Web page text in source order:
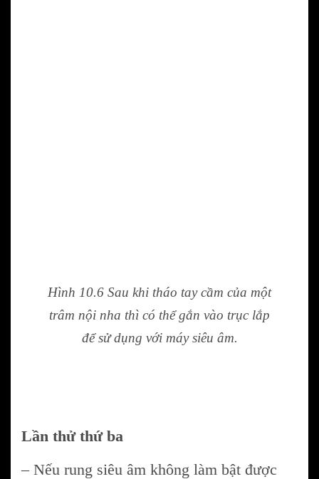
Hình 10.6 Sau khi tháo tay cầm của một
trâm nội nha thì có thể gắn vào trục lắp
để sử dụng với máy siêu âm.
Lần thử thứ ba
– Nếu rung siêu âm không làm bật được